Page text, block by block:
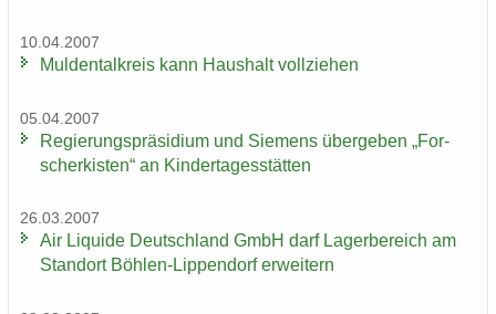
10.04.2007
Mul­den­tal­kreis kann Haus­halt voll­zie­hen
05.04.2007
Re­gie­rungs­prä­si­di­um und Sie­mens über­ge­ben „For­
scher­kis­ten“ an Kin­der­ta­ges­stät­ten
26.03.2007
Air Li­qui­de Deutsch­land GmbH darf La­ger­be­reich am
Stand­ort Böhlen-​Lippendorf er­wei­tern